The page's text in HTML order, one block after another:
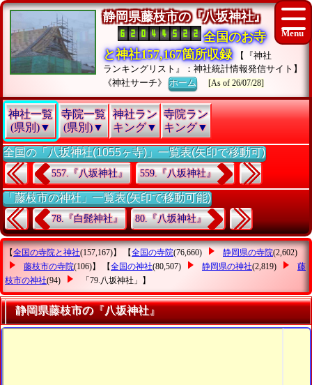
静岡県藤枝市の『八坂神社』
全国のお寺
と神社157,167箇所収録
【『神社
ランキングリスト』：神社統計情報発信サイト】
《神社サーチ》ホーム [As of 26/07/28]
神社一覧
(県別)▼
寺院一覧
(県別)▼
神社ラン
キング▼
寺院ラン
キング▼
全国の「八坂神社(1055ヶ寺)」一覧表(矢印で移動可)
557.『八坂神社』 559.『八坂神社』
「藤枝市の神社」一覧表(矢印で移動可能)
78.『白髭神社』 80.『八坂神社』
【全国の寺院と神社(157,167)】 【全国の寺院(76,660) 静岡県の寺院(2,602)
藤枝市の寺院(106)】 【全国の神社(80,507) 静岡県の神社(2,819)
藤
枝市の神社(94) 「79.八坂神社」 】
静岡県藤枝市の『八坂神社』